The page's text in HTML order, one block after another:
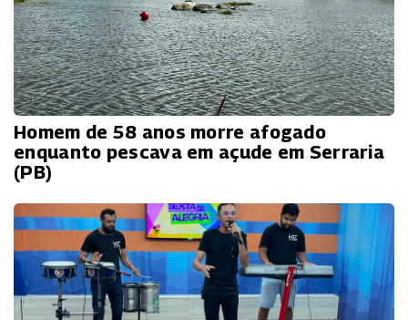
Homem de 58 anos morre afogado
enquanto pescava em açude em Serraria
(PB)